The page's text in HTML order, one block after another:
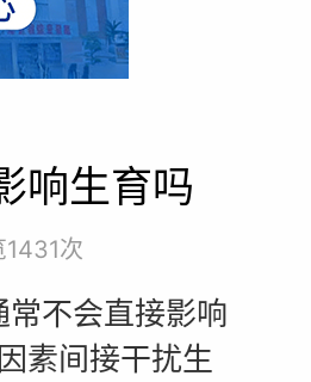
响生育吗
1431次
常不会直接影响
素间接干扰生